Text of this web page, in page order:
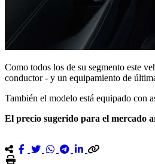
Como todos los de su segmento este
conductor - y un equipamiento de
También el modelo está equipado con
El precio sugerido para el mercado